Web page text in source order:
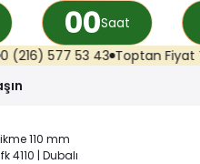
00Saat
43 Toptan Fiyat Teklifi: